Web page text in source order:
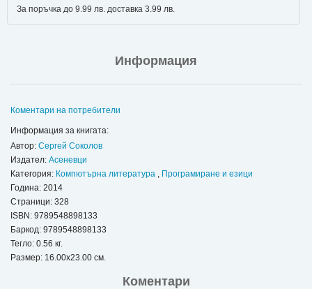
За поръчка до 9.99 лв. доставка 3.99 лв.
Информация
Коментари на потребители
Информация за книгата:
Автор: Сергей Соколов
Издател: Асеневци
Категория: Компютърна литература , Програмиране и езици
Година: 2014
Страници: 328
ISBN: 9789548898133
Баркод: 9789548898133
Тегло: 0.56 кг.
Размер: 16.00x23.00 см.
Коментари